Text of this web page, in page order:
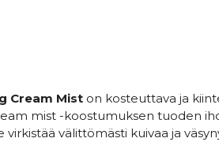
Cream Mist on kosteuttava ja
mist -koostumuksen tuoden
välittömästi kuivaa ja